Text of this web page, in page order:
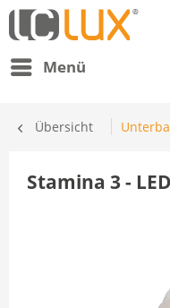
Menü
Übersicht
Stamina 3 -